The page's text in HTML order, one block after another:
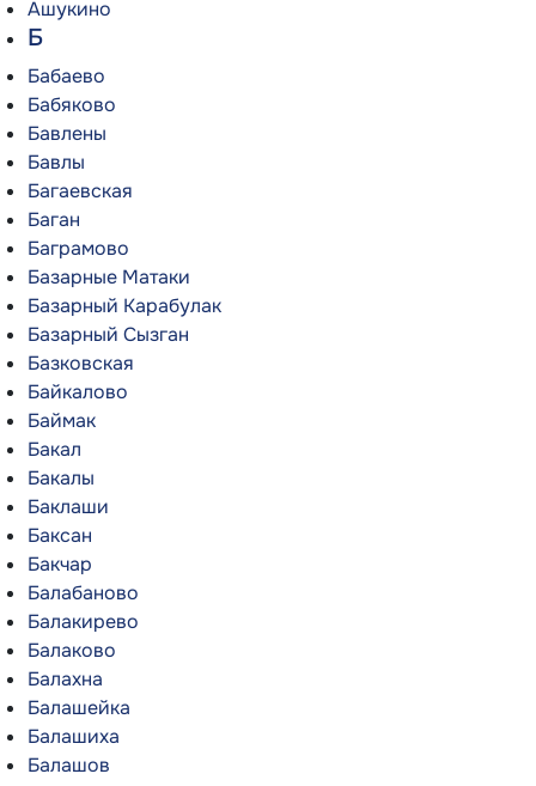
Ашукино
Б
Бабаево
Бабяково
Бавлены
Бавлы
Багаевская
Баган
Баграмово
Базарные Матаки
Базарный Карабулак
Базарный Сызган
Базковская
Байкалово
Баймак
Бакал
Бакалы
Баклаши
Баксан
Бакчар
Балабаново
Балакирево
Балаково
Балахна
Балашейка
Балашиха
Балашов